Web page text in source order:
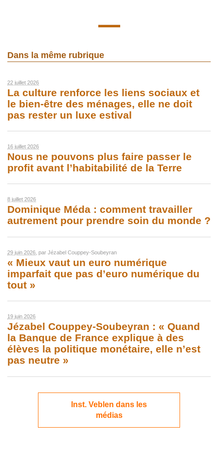
Dans la même rubrique
22 juillet 2026
La culture renforce les liens sociaux et
le bien-être des ménages, elle ne doit
pas rester un luxe estival
16 juillet 2026
Nous ne pouvons plus faire passer le
profit avant l’habitabilité de la Terre
8 juillet 2026
Dominique Méda : comment travailler
autrement pour prendre soin du monde ?
29 juin 2026 , par Jézabel Couppey-Soubeyran
« Mieux vaut un euro numérique
imparfait que pas d’euro numérique du
tout »
19 juin 2026
Jézabel Couppey-Soubeyran : « Quand
la Banque de France explique à des
élèves la politique monétaire, elle n’est
pas neutre »
Inst. Veblen dans les
médias